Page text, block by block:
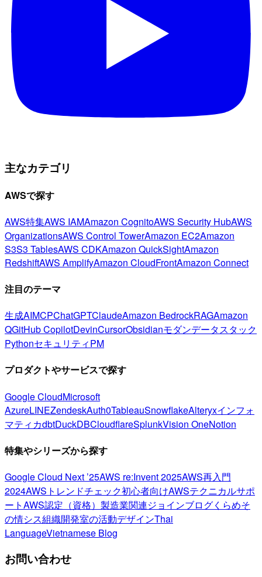
主なカテゴリ
AWSで探す
AWS特集AWS IAMAmazon CognitoAWS Security HubAWS
OrganizationsAWS Control TowerAmazon EC2Amazon
S3S3 TablesAWS CDKAmazon QuickSightAmazon
RedshiftAWS AmplifyAmazon CloudFrontAmazon Connect
注目のテーマ
生成AIMCPChatGPTClaudeAmazon BedrockRAGAmazon
QGitHub CopilotDevinCursorObsidianモダンデータスタック
PythonセキュリティPM
プロダクトやサービスで探す
Google CloudMicrosoft
AzureLINEZendeskAuth0TableauSnowflakeAlteryxインフォ
マティカdbtDuckDBCloudflareSplunkVision OneNotion
特集やシリーズから探す
Google Cloud Next ’25AWS re:Invent 2025AWS再入門
2024AWSトレンドチェック初心者向けAWSテクニカルサポ
ートAWS認定（資格） 製造業関連ジョインブログくらめそ
の情シス組織開発室の活動デザインThai
LanguageVietnamese Blog
お問い合わせ